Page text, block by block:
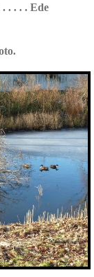
. . . . Ede